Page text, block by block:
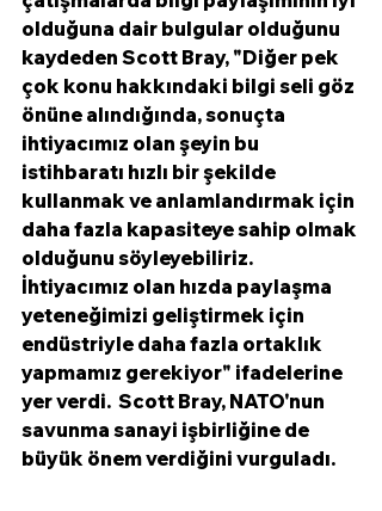
olduğuna dair bulgular olduğunu
kaydeden Scott Bray, "Diğer pek
çok konu hakkındaki bilgi seli göz
önüne alındığında, sonuçta
ihtiyacımız olan şeyin bu
istihbaratı hızlı bir şekilde
kullanmak ve anlamlandırmak için
daha fazla kapasiteye sahip olmak
olduğunu söyleyebiliriz.
İhtiyacımız olan hızda paylaşma
yeteneğimizi geliştirmek için
endüstriyle daha fazla ortaklık
yapmamız gerekiyor" ifadelerine
yer verdi.  Scott Bray, NATO'nun
savunma sanayi işbirliğine de
büyük önem verdiğini vurguladı.